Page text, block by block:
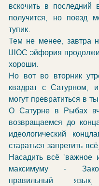
вскочить в последний
получится, но поезд
тупик.
Тем не менее, завтра
ШОС эйфория
хороши.
Но вот во вторник
квадрат с Сатурном,
могут превратиться в
О Сатурне в Рыбах
возвращаемся до
идеологический
стараться запретить
Насадить всё "важное
максимуму -
правильный язык,